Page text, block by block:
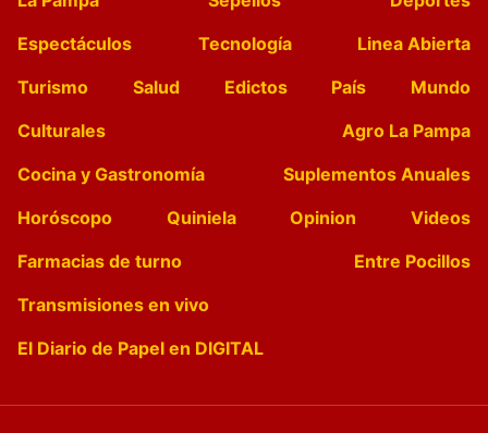
Espectáculos
Tecnología
Linea Abierta
Turismo
Salud Edictos País
Mundo
Culturales
Agro La Pampa
Cocina y Gastronomía
Suplementos Anuales
Horóscopo
Quiniela Opinion
Videos
Farmacias de turno
Entre Pocillos
Transmisiones en vivo
El Diario de Papel en DIGITAL